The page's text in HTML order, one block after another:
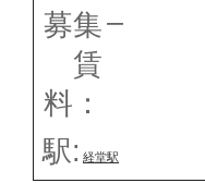
募集
賃
料：
–
駅: 経堂駅